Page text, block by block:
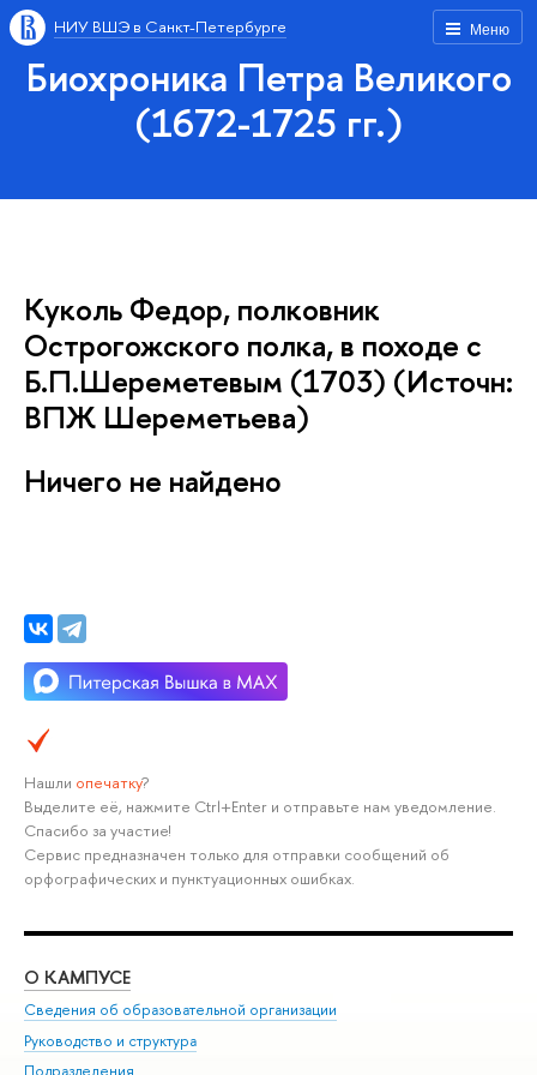
Меню
НИУ ВШЭ в Санкт-Петербурге
Биохроника Петра Великого
(1672-1725 гг.)
Куколь Федор, полковник
Острогожского полка, в походе с
Б.П.Шереметевым (1703) (Источн:
ВПЖ Шереметьева)
Ничего не найдено
Нашли опечатку?
Выделите её, нажмите Ctrl+Enter и отправьте нам уведомление.
Спасибо за участие!
Сервис предназначен только для отправки сообщений об
орфографических и пунктуационных ошибках.
О КАМПУСЕ
Сведения об образовательной организации
Руководство и структура